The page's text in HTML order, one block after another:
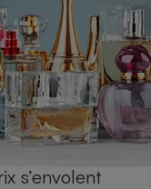
s’envolent